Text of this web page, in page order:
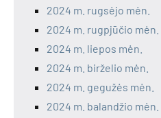
2024 m. rugsėjo mėn.
2024 m. rugpjūčio mėn.
2024 m. liepos mėn.
2024 m. birželio mėn.
2024 m. gegužės mėn.
2024 m. balandžio mėn.